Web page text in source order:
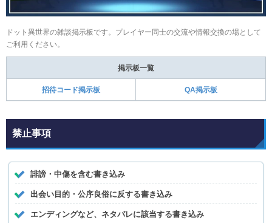
ドット異世界の雑談掲示板です。プレイヤー同士の交流や情報交換の場として
ご利用ください。
掲示板一覧
招待コード掲示板 QA掲示板
禁止事項
誹謗・中傷を含む書き込み
出会い目的・公序良俗に反する書き込み
エンディングなど、ネタバレに該当する書き込み